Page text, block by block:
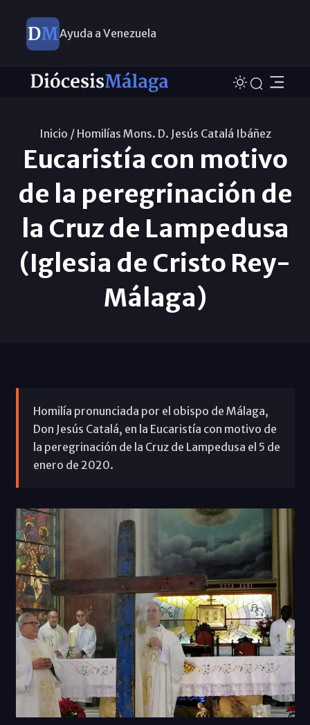
Ayuda a Venezuela
Inicio / Homilías Mons. D. Jesús Catalá Ibáñez
Eucaristía con motivo
de la peregrinación de
la Cruz de Lampedusa
(Iglesia de Cristo Rey-
Málaga)
Homilía pronunciada por el obispo de Málaga,
Don Jesús Catalá, en la Eucaristía con motivo de
la peregrinación de la Cruz de Lampedusa el 5 de
enero de 2020.